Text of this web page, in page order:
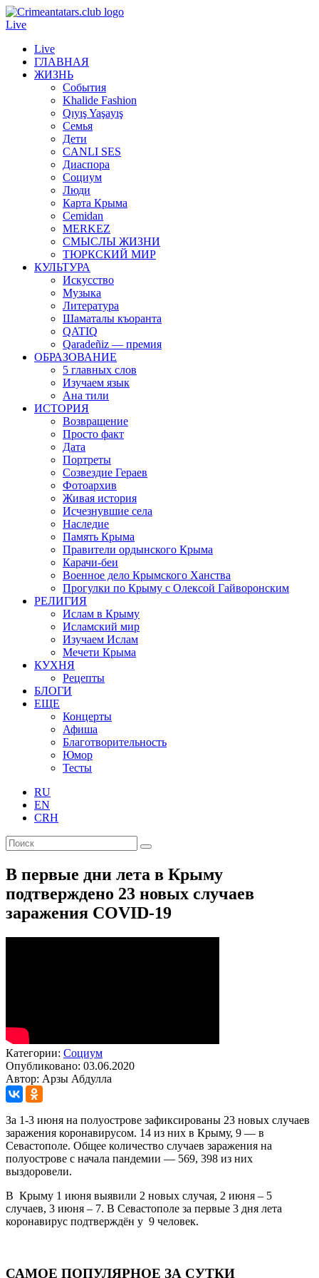
Live
Live
ГЛАВНАЯ
ЖИЗНЬ
События
Khalide Fashion
Qıyış Yaşayış
Семья
Дети
CANLI SES
Диаспора
Социум
Люди
Карта Крыма
Cemidan
МERKEZ
СМЫСЛЫ ЖИЗНИ
ТЮРКСКИЙ МИР
КУЛЬТУРА
Искусство
Музыка
Литература
Шаматалы къоранта
QATIQ
Qaradeñiz — премия
ОБРАЗОВАНИЕ
5 главных слов
Изучаем язык
Ана тили
ИСТОРИЯ
Возвращение
Просто факт
Дата
Портреты
Созвездие Гераев
Фотоархив
Живая история
Исчезнувшие села
Наследие
Память Крыма
Правители ордынского Крыма
Карачи-беи
Военное дело Крымского Ханства
Прогулки по Крыму с Олексой Гайворонским
РЕЛИГИЯ
Ислам в Крыму
Исламский мир
Изучаем Ислам
Мечети Крыма
КУХНЯ
Рецепты
БЛОГИ
ЕЩЕ
Концерты
Афиша
Благотворительность
Юмор
Тесты
RU
EN
CRH
В первые дни лета в Крыму
подтверждено 23 новых случаев
заражения COVID-19
Категории: Социум
Опубликовано: 03.06.2020
Автор: Арзы Абдулла
За 1-3 июня на полуострове зафиксированы 23 новых случаев
заражения коронавирусом. 14 из них в Крыму, 9 — в
Севастополе. Общее количество случаев заражения на
полуострове с начала пандемии — 569, 398 из них
выздоровели.
В Крыму 1 июня выявили 2 новых случая, 2 июня – 5
случаев, 3 июня – 7. В Севастополе за первые 3 дня лета
коронавирус подтверждён у 9 человек.
САМОЕ ПОПУЛЯРНОЕ ЗА СУТКИ